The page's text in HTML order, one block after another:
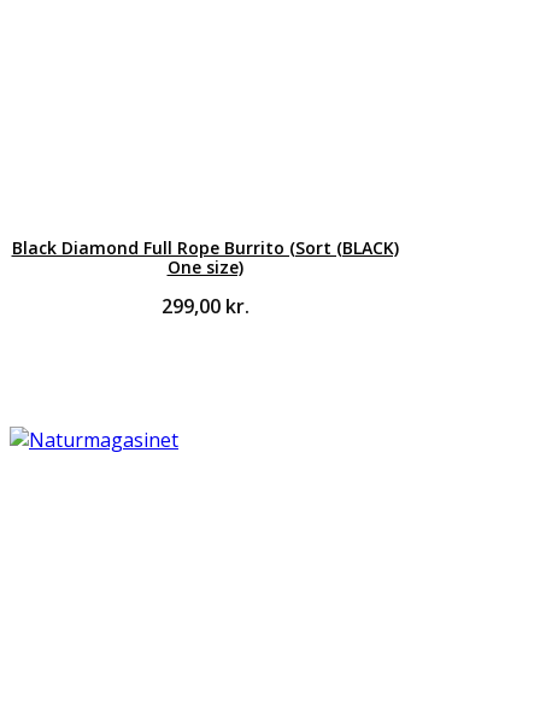
Black Diamond Full Rope Burrito (Sort (BLACK)
One size)
299,00 kr.